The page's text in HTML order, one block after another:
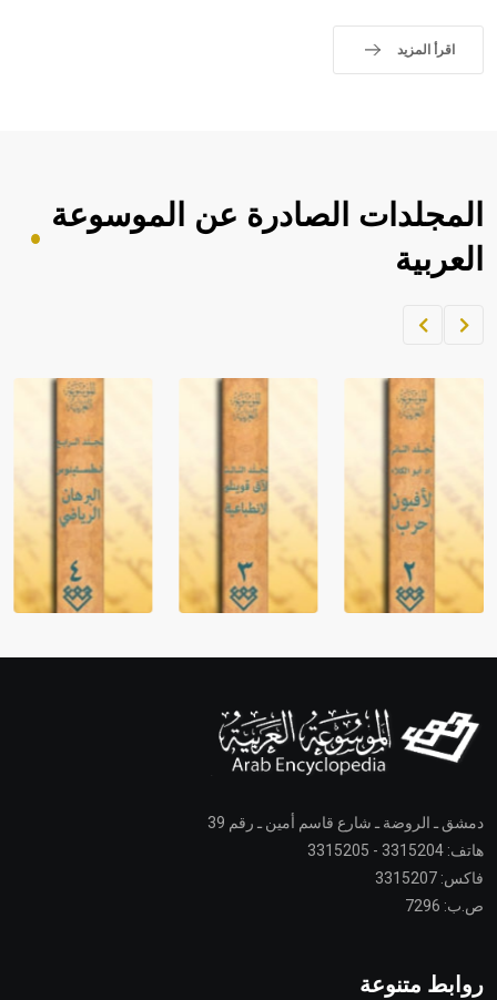
اقرأ المزيد
المجلدات الصادرة عن الموسوعة
العربية
دمشق ـ الروضة ـ شارع قاسم أمين ـ رقم 39
هاتف: 3315204 - 3315205
فاكس: 3315207
ص.ب: 7296
روابط متنوعة